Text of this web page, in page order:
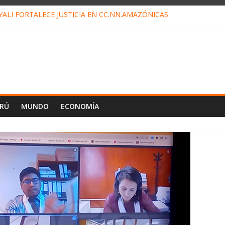
FORTALECE JUSTICIA EN CC.NN.AMAZÓNICAS
MUNDO ECONOMÍA